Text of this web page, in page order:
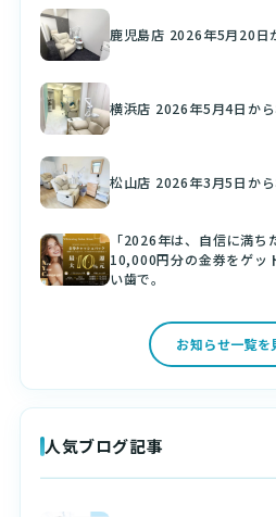
鹿児島店 2026年5月20日
横浜店 2026年5月4日か
松山店 2026年3月5日か
「2026年は、自信に満ち
10,000円分の金券をゲッ
い歯で。
お知らせ一覧を
人気ブログ記事